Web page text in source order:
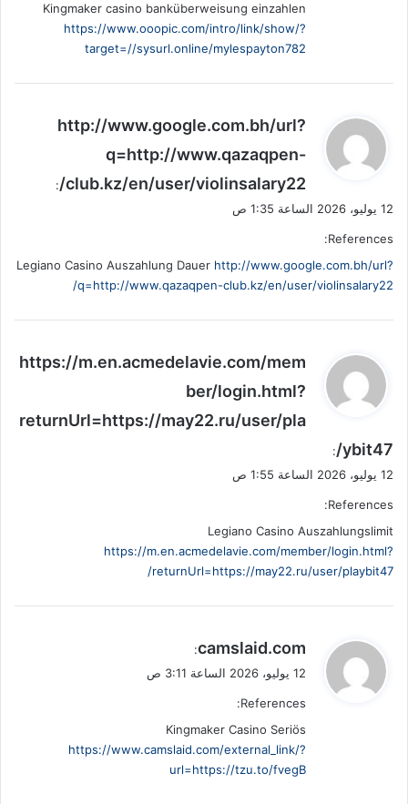
Kingmaker casino banküberweisung einzahlen
https://www.ooopic.com/intro/link/show/?
target=//sysurl.online/mylespayton782
ي
ل
http://www.google.com.bh/url?
q=http://www.qazaqpen-
club.kz/en/user/violinsalary22/
:
12 يوليو، 2026 الساعة 1:35 ص
References:
Legiano Casino Auszahlung Dauer http://www.google.com.bh/url?
q=http://www.qazaqpen-club.kz/en/user/violinsalary22/
ي
و
ل
https://m.en.acmedelavie.com/mem
ber/login.html?
returnUrl=https://may22.ru/user/pla
ybit47/
:
12 يوليو، 2026 الساعة 1:55 ص
References:
Legiano Casino Auszahlungslimit
https://m.en.acmedelavie.com/member/login.html?
returnUrl=https://may22.ru/user/playbit47/
ي
ل
camslaid.com
:
12 يوليو، 2026 الساعة 3:11 ص
References:
Kingmaker Casino Seriös
https://www.camslaid.com/external_link/?
url=https://tzu.to/fvegB